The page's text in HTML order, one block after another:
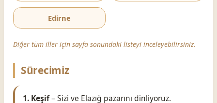
Edirne
Diğer tüm iller için sayfa sonundaki listeyi inceleyebilirsiniz.
Sürecimiz
1. Keşif– Sizi ve Elazığ pazarını dinliyoruz.